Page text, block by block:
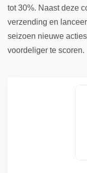
tot 30%. Naast deze
verzending en
seizoen nieuwe
voordeliger te scoren.